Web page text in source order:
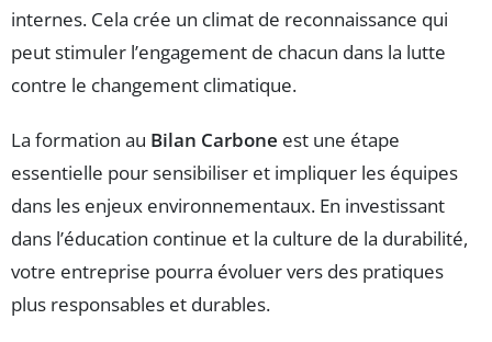
internes. Cela crée un climat de reconnaissance qui
peut stimuler l’engagement de chacun dans la lutte
contre le changement climatique.
La formation au Bilan Carbone est une étape
essentielle pour sensibiliser et impliquer les équipes
dans les enjeux environnementaux. En investissant
dans l’éducation continue et la culture de la durabilité,
votre entreprise pourra évoluer vers des pratiques
plus responsables et durables.